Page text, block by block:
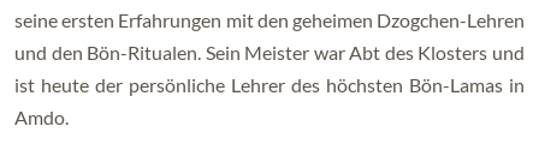
seine ersten Erfahrungen mit den geheimen Dzogchen-Lehren
und den Bön-Ritualen. Sein Meister war Abt des Klosters und
ist heute der persönliche Lehrer des höchsten Bön-Lamas in
Amdo.